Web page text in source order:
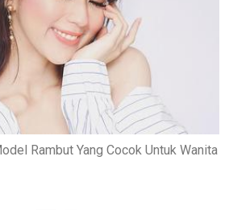
Rambut Yang Cocok Untuk Wanita